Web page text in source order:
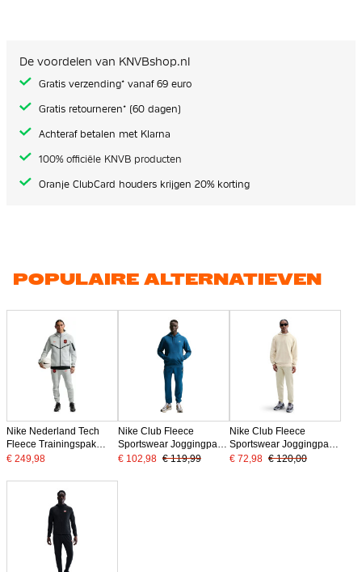
De voordelen van KNVBshop.nl
Gratis verzending* vanaf 69 euro
Gratis retourneren* (60 dagen)
Achteraf betalen met Klarna
100% officiële KNVB producten
Oranje ClubCard houders krijgen 20% korting
POPULAIRE ALTERNATIEVEN
Nike Nederland Tech
Fleece Trainingspak
2026-2028 Lichtgrijs
€ 249,98
Nike Club Fleece
Sportswear Joggingpak
Hooded Donkerblauw
€ 102,98 € 119,99
Nike Club Fleece
Sportswear Joggingpak
Hooded Lichtbeige Wit
€ 72,98 € 120,00